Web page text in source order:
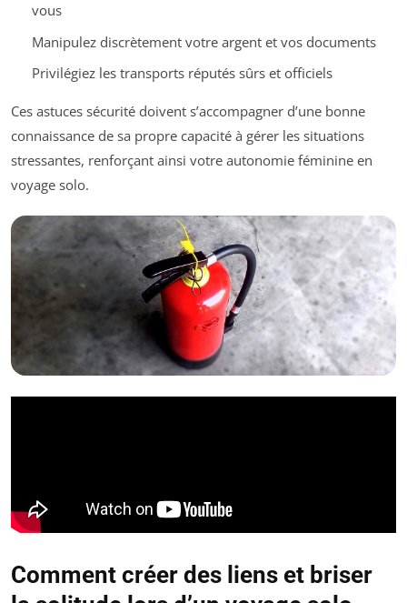
vous
Manipulez discrètement votre argent et vos documents
Privilégiez les transports réputés sûrs et officiels
Ces astuces sécurité doivent s’accompagner d’une bonne
connaissance de sa propre capacité à gérer les situations
stressantes, renforçant ainsi votre autonomie féminine en
voyage solo.
Comment créer des liens et briser